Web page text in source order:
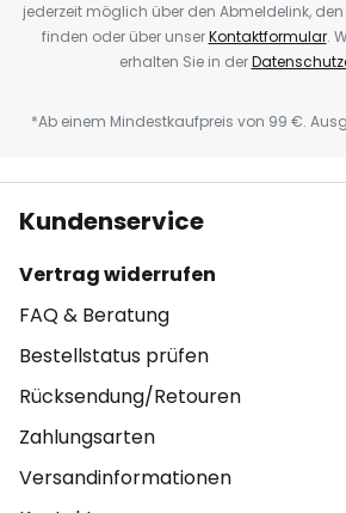
jederzeit möglich über den Abmeldelink,
finden oder über unserKontaktformular.
erhalten Sie in der
*Ab einem Mindestkaufpreis von 99 €.
Kundenservice
Vertrag widerrufen
FAQ & Beratung
Bestellstatus prüfen
Rücksendung/Retouren
Zahlungsarten
Versandinformationen